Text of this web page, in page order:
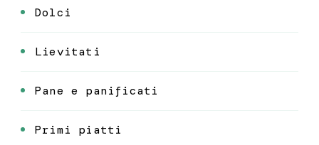
Dolci
Lievitati
Pane e panificati
Primi piatti